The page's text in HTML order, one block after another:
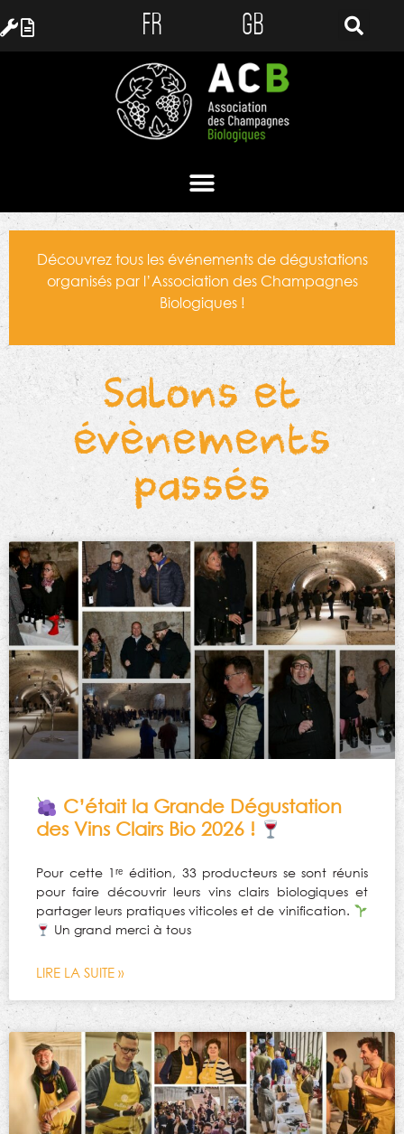
FR GB
Découvrez tous les événements de dégustations
organisés par l’Association des Champagnes
Biologiques !
Salons et
évènements
passés
C’était la Grande Dégustation
des Vins Clairs Bio 2026 !
Pour cette 1ʳᵉ édition, 33 producteurs se sont réunis
pour faire découvrir leurs vins clairs biologiques et
partager leurs pratiques viticoles et de vinification.
Un grand merci à tous
LIRE LA SUITE »